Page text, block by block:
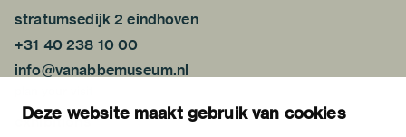
Deze website maakt gebruik van cookies
stratumsedijk 2 eindhoven
+31 40 238 10 00
info@vanabbemuseum.nl
exhibitions